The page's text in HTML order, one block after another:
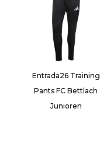
Entrada26 Training
Pants FC Bettlach
Junioren